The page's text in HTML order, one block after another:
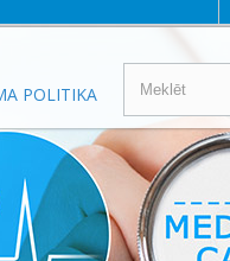
POLITIKA